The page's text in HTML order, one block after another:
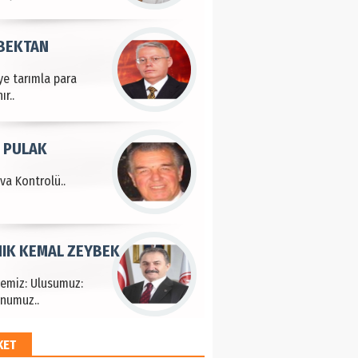
tarımla para
Kontrolü..
PULAK
Ulusumuz:
KEMAL ZEYBEK
HAYRİ PEKER